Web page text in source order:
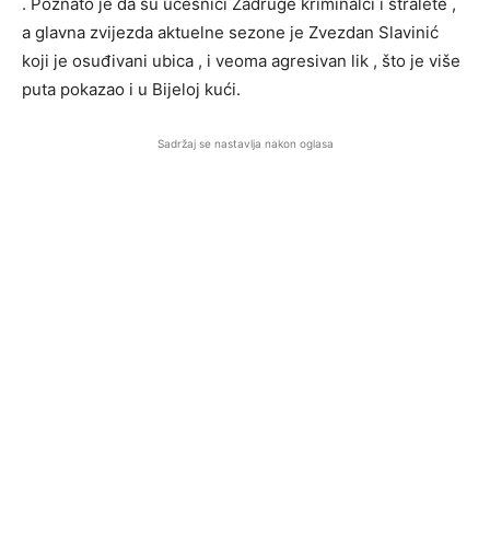
a glavna zvijezda aktuelne sezone je Zvezdan Slavinić
koji je osuđivani ubica , i veoma agresivan lik , što je više
puta pokazao i u Bijeloj kući.
Sadržaj se nastavlja nakon oglasa